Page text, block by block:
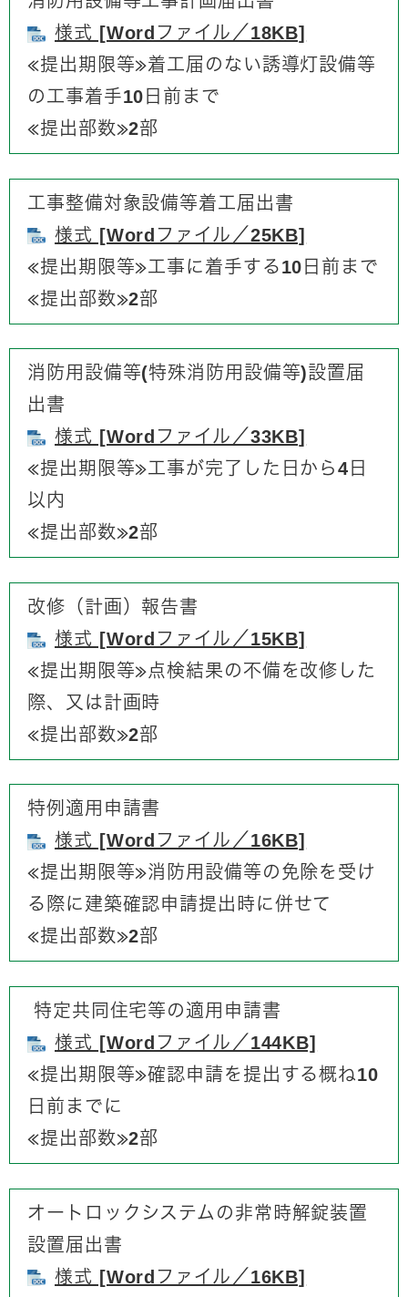
様式 [Wordファイル／18KB]
≪提出期限等≫​着工届のない誘導灯設備等
の工事着手10日前まで
​≪提出部数≫2部
工事整備対象設備等着工届出書
様式 [Wordファイル／25KB]
≪提出期限等≫​工事に着手する10日前まで
​≪提出部数≫2部
消防用設備等(特殊消防用設備等)設置届
出書
様式 [Wordファイル／33KB]
≪提出期限等≫​工事が完了した日から4日
以内
​≪提出部数≫2部
改修（計画）報告書
様式 [Wordファイル／15KB]
≪提出期限等≫​点検結果の不備を改修した
際、又は計画時
​≪提出部数≫2部
特例適用申請書
様式 [Wordファイル／16KB]
≪提出期限等≫​消防用設備等の免除を受け
る際に建築確認申請提出時に併せて
​≪提出部数≫2部
特定共同住宅等の適用申請書
様式 [Wordファイル／144KB]
≪提出期限等≫​確認申請を提出する概ね10
日前までに
​≪提出部数≫2部
オートロックシステムの非常時解錠装置
設置届出書
様式 [Wordファイル／16KB]